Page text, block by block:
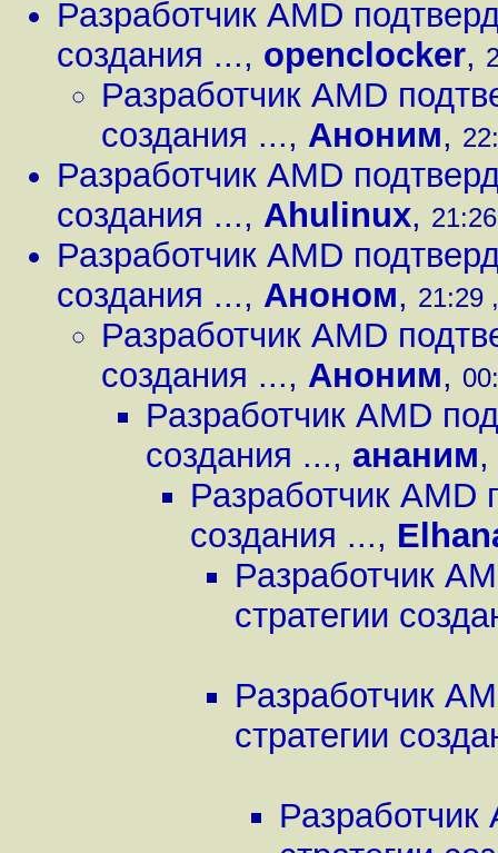
Разработчик AMD
создания ..., openclocker,
Разработчик AMD
создания ..., Аноним,
Разработчик AMD
создания ..., Ahulinux,
Разработчик AMD
создания ..., Аноном, 21:29
Разработчик AMD
создания ..., Аноним,
Разработчик AMD
создания ..., ананим,
Разработчик AMD
создания ...,
Разработчик
стратегии
Разработчик
стратегии
Разработчик